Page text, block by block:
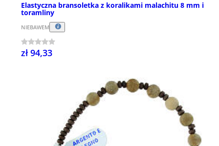
Elastyczna bransoletka z koralikami malachitu 8 mm i
toramliny
NIEBAWEM
zł 94,33